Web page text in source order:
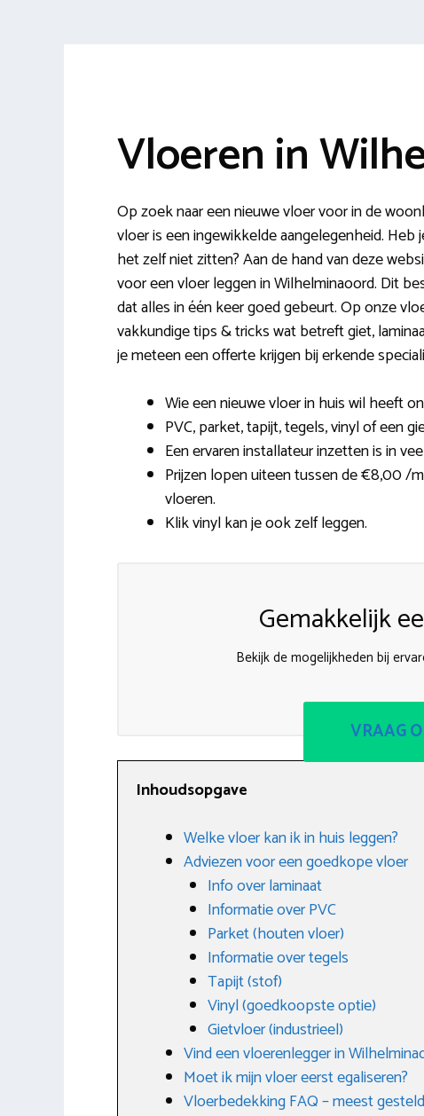
Vloeren in
Op zoek naar een nieuwe vloer voor in de
vloer is een ingewikkelde aangelegenheid.
het zelf niet zitten? Aan de hand van deze
voor een vloer leggen in Wilhelminaoord. Dit
dat alles in één keer goed gebeurt. Op onze
vakkundige tips & tricks wat betreft giet,
je meteen een offerte krijgen bij erkende
Wie een nieuwe vloer in huis wil heeft
PVC, parket, tapijt, tegels, vinyl of een
Een ervaren installateur inzetten is in
Prijzen lopen uiteen tussen de €8,00 /
vloeren.
Klik vinyl kan je ook zelf leggen.
Gemakkelijk
Bekijk de mogelijkheden bij
VRAAG
Inhoudsopgave
Welke vloer kan ik in huis leggen?
Adviezen voor een goedkope vloer
Info over laminaat
Informatie over PVC
Parket (houten vloer)
Informatie over tegels
Tapijt (stof)
Vinyl (goedkoopste optie)
Gietvloer (industrieel)
Vind een vloerenlegger in
Moet ik mijn vloer eerst egaliseren?
Vloerbedekking FAQ – meest